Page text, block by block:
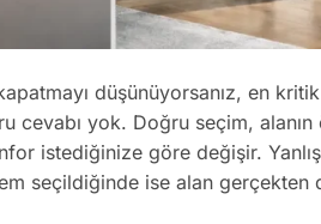
düşünüyorsanız, en
cevabı yok. Doğru seçim, alanın
istediğinize göre değişir.
seçildiğinde ise alan gerçekten